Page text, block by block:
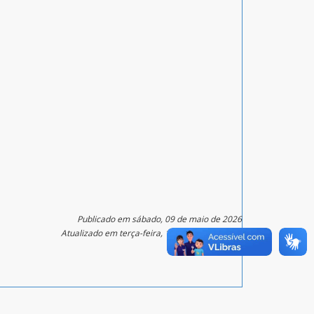
Publicado em sábado, 09 de maio de 2026
Atualizado em terça-feira, 12 de maio de 2026